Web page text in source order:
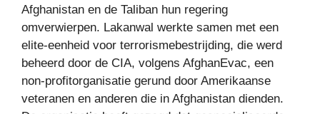
Afghanistan en de Taliban hun regering
omverwierpen. Lakanwal werkte samen met een
elite-eenheid voor terrorismebestrijding, die werd
beheerd door de CIA, volgens AfghanEvac, een
non-profitorganisatie gerund door Amerikaanse
veteranen en anderen die in Afghanistan dienden.